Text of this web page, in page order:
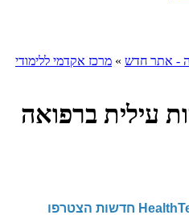
- אתר חדש » מרכז אקדמי ללימודי
עילית ברפואה
ההרשמה נמשכת! חברות HealthTech חדשות הצטרפו